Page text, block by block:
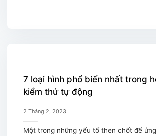
7 loại hình phổ biến nhất trong
kiểm thử tự động
2 Tháng 2, 2023
Một trong những yếu tố then chốt để